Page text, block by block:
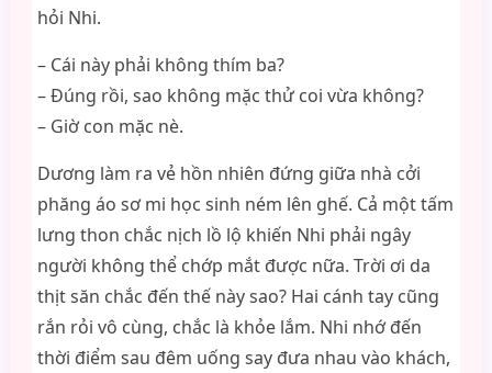
hỏi Nhi.
– Cái này phải không thím ba?
– Đúng rồi, sao không mặc thử coi vừa không?
– Giờ con mặc nè.
Dương làm ra vẻ hồn nhiên đứng giữa nhà cởi
phăng áo sơ mi học sinh ném lên ghế. Cả một tấm
lưng thon chắc nịch lồ lộ khiến Nhi phải ngây
người không thể chớp mắt được nữa. Trời ơi da
thịt săn chắc đến thế này sao? Hai cánh tay cũng
rắn rỏi vô cùng, chắc là khỏe lắm. Nhi nhớ đến
thời điểm sau đêm uống say đưa nhau vào khách,